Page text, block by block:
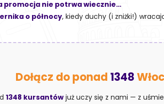
promocja nie potrwa wiecznie…
o północy, kiedy duchy (i zniżki!)
Dołącz do ponad 1348
1348 kursantówjuż uczy się z nami — z